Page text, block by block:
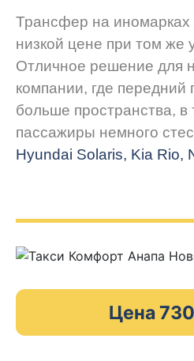
Трансфер на иномарках
низкой цене при том же
Отличное решение для
компании, где передний
больше пространства, в
пассажиры немного
Hyundai Solaris, Kia Rio,
Цена